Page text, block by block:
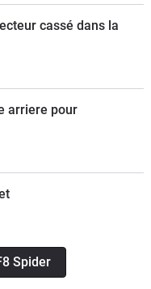
cassé dans la
arriere pour
Spider